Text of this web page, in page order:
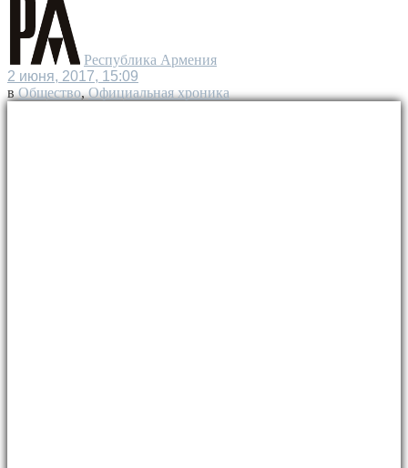
Республика Армения
2 июня, 2017, 15:09
в Общество,Официальная хроника